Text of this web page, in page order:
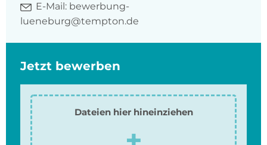
E-Mail: bewerbung-
lueneburg@tempton.de
Jetzt bewerben
Dateien hier hineinziehen